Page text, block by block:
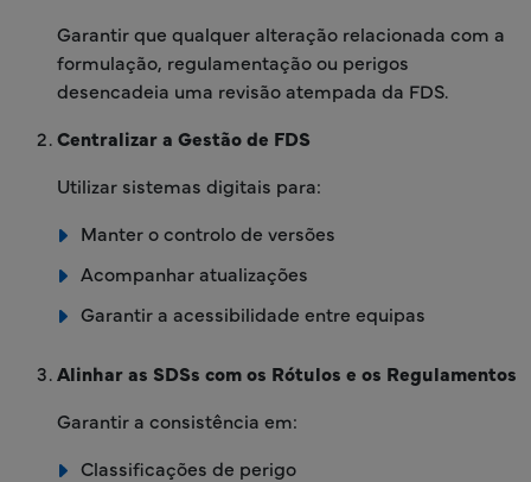
Garantir que qualquer alteração relacionada com a
formulação, regulamentação ou perigos
desencadeia uma revisão atempada da FDS.
Centralizar a Gestão de FDS
Utilizar sistemas digitais para:
Manter o controlo de versões
Acompanhar atualizações
Garantir a acessibilidade entre equipas
Alinhar as SDSs com os Rótulos e os Regulamentos
Garantir a consistência em:
Classificações de perigo